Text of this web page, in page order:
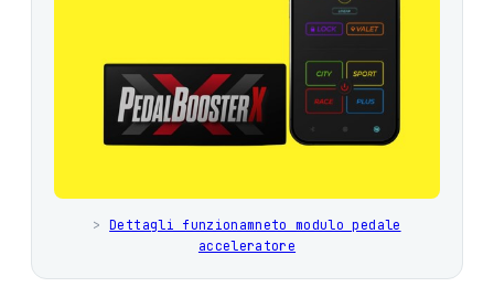
>Dettagli funzionamneto modulo pedale
acceleratore